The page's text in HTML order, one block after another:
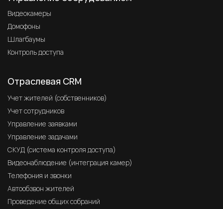
Видеокамеры
Домофоны
Шлагбаумы
Контроль доступа
Отраслевая CRM
Учет жителей (собственников)
Учет сотрудников
Управление заявками
Управление задачами
СКУД (система контроля доступа)
Видеонаблюдение (интеграция камер)
Телефония и звонки
Автообзвон жителей
Проведение общих собраний